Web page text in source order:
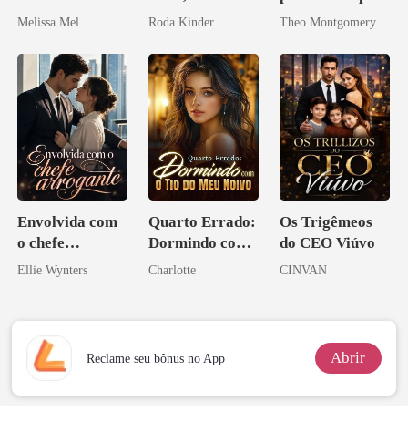
Paixão e Sangue
Melissa Mel
Don
Roda Kinder
de um bilionário
Theo Montgomery
Envolvida com
o chefe
arrogante
Ellie Wynters
Quarto Errado:
Dormindo com
o Tio do Meu
Charlotte
Os Trigêmeos
do CEO Viúvo
CINVAN
Reclame seu bônus no App Abrir